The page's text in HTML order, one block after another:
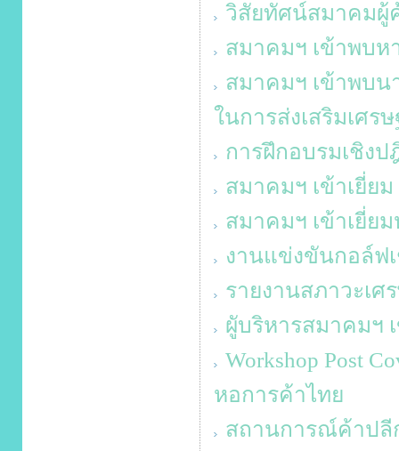
วิสัยทัศน์สมาคมผู้
สมาคมฯ เข้าพบห
สมาคมฯ เข้าพบน
ในการส่งเสริมเศร
การฝึกอบรมเชิงป
สมาคมฯ เข้าเยี่ยม
สมาคมฯ เข้าเยี่ยม
งานแข่งขันกอล์ฟ
รายงานสภาวะเศ
ผูับริหารสมาคมฯ
Workshop Post
หอการค้าไทย
สถานการณ์ค้าปลี